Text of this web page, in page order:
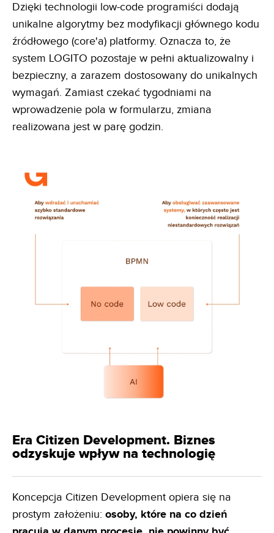
Dzięki technologii low-code programiści dodają
unikalne algorytmy bez modyfikacji głównego kodu
źródłowego (core'a) platformy. Oznacza to, że
system LOGITO pozostaje w pełni aktualizowalny i
bezpieczny, a zarazem dostosowany do unikalnych
wymagań. Zamiast czekać tygodniami na
wprowadzenie pola w formularzu, zmiana
realizowana jest w parę godzin.
Era Citizen Development. Biznes
odzyskuje wpływ na technologię
Koncepcja Citizen Development opiera się na
prostym założeniu: osoby, które na co dzień